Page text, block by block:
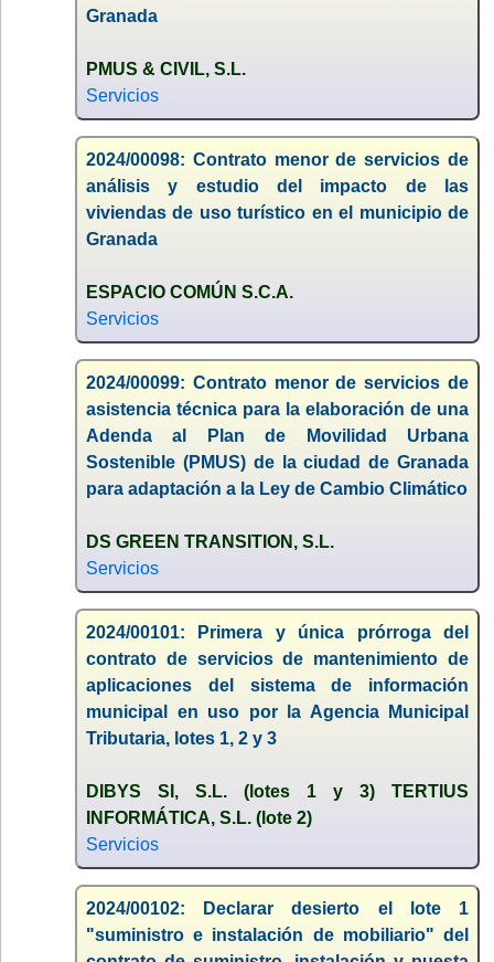
Granada
PMUS & CIVIL, S.L.
Servicios
2024/00098: Contrato menor de servicios de
análisis y estudio del impacto de las
viviendas de uso turístico en el municipio de
Granada
ESPACIO COMÚN S.C.A.
Servicios
2024/00099: Contrato menor de servicios de
asistencia técnica para la elaboración de una
Adenda al Plan de Movilidad Urbana
Sostenible (PMUS) de la ciudad de Granada
para adaptación a la Ley de Cambio Climático
DS GREEN TRANSITION, S.L.
Servicios
2024/00101: Primera y única prórroga del
contrato de servicios de mantenimiento de
aplicaciones del sistema de información
municipal en uso por la Agencia Municipal
Tributaria, lotes 1, 2 y 3
DIBYS SI, S.L. (lotes 1 y 3) TERTIUS
INFORMÁTICA, S.L. (lote 2)
Servicios
2024/00102: Declarar desierto el lote 1
"suministro e instalación de mobiliario" del